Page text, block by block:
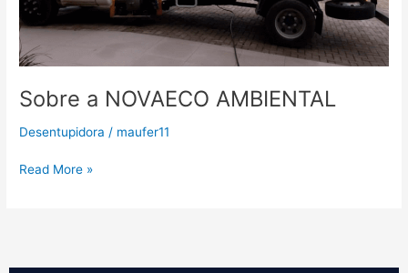
Sobre a NOVAECO AMBIENTAL
Desentupidora / maufer11
Read More »